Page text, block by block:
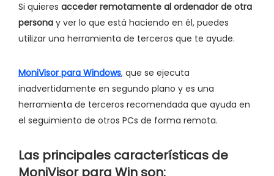
Si quieres acceder remotamente al ordenador de otra
persona y ver lo que está haciendo en él, puedes
utilizar una herramienta de terceros que te ayude.
MoniVisor para Windows, que se ejecuta
inadvertidamente en segundo plano y es una
herramienta de terceros recomendada que ayuda en
el seguimiento de otros PCs de forma remota.
Las principales características de
MoniVisor para Win son: